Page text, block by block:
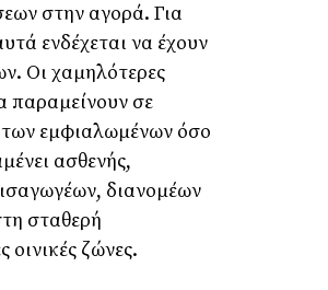
στην αγορά. Για
ενδέχεται να έχουν
Οι χαμηλότερες
παραμείνουν σε
των εμφιαλωμένων όσο
ασθενής,
διανομέων
σταθερή
οινικές ζώνες.